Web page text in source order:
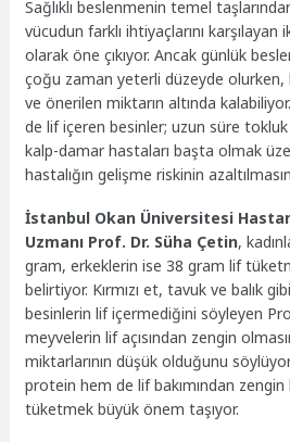
Sağlıklı beslenmenin temel
vücudun farklı ihtiyaçlarını
olarak öne çıkıyor. Ancak günlük
çoğu zaman yeterli düzeyde olurken,
ve önerilen miktarın altında
de lif içeren besinler; uzun süre tokluk
kalp-damar hastaları başta olmak
hastalığın gelişme riskinin
İstanbul Okan Üniversitesi
Uzmanı Prof. Dr. Süha Çetin,
gram, erkeklerin ise 38 gram lif
belirtiyor. Kırmızı et, tavuk ve balık
besinlerin lif içermediğini söyleyen
meyvelerin lif açısından zengin
miktarlarının düşük olduğunu
protein hem de lif bakımından
tüketmek büyük önem taşıyor.